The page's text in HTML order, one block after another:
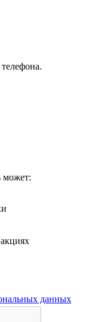
может:
данных